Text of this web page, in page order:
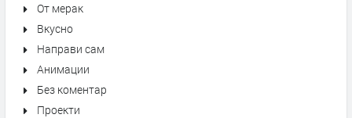
От мерак
Вкусно
Направи сам
Анимации
Без коментар
Проекти